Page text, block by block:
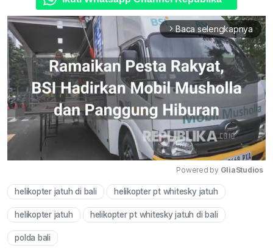
arrow_forward_ios Baca selengkapnya
Mute
Powered by GliaStudios
helikopter jatuh di bali helikopter pt whitesky jatuh
helikopter jatuh helikopter pt whitesky jatuh di bali
polda bali